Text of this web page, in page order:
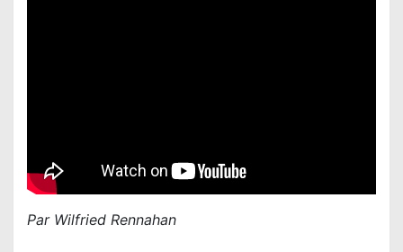
Par Wilfried Rennahan